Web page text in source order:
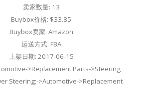
卖家数量: 13
Buybox价格: $33.85
Buybox卖家: Amazon
运送方式: FBA
上架日期: 2017-06-15
>Replacement Parts->Steering
Steering;->Automotive->Replacement